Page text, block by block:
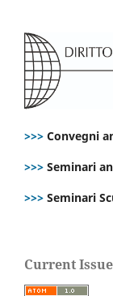
>>> Convegni
>>> Seminari
>>> Seminari
Current Issue